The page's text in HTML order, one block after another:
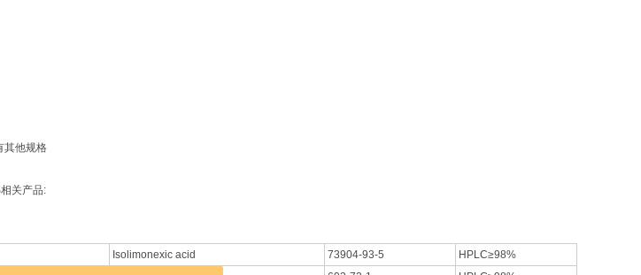
其他规格
相关产品:
Isolimonexic acid 73904-93-5
HPLC≥98%